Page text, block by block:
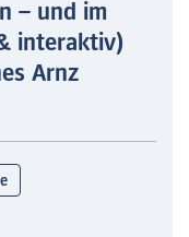
– und im
interaktiv)
Arnz